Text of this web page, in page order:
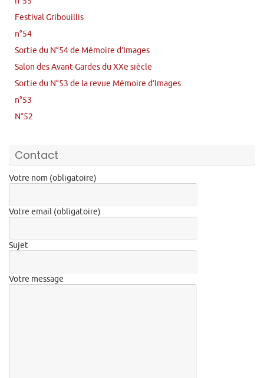
Festival Gribouillis
n°54
Sortie du N°54 de Mémoire d’Images
Salon des Avant-Gardes du XXe siècle
Sortie du N°53 de la revue Mémoire d’Images
n°53
N°52
Contact
Votre nom (obligatoire)
Votre email (obligatoire)
Sujet
Votre message